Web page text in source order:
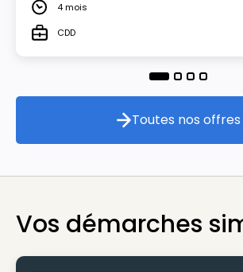
Durée4 mois
TypeCDD
Toutes
Toutes nos offres
Vos démarches